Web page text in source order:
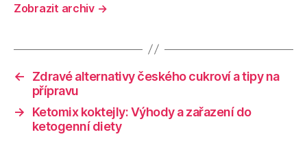
Zobrazit archiv →
←
Zdravé alternativy českého cukroví a tipy na
přípravu
→
Ketomix koktejly: Výhody a zařazení do
ketogenní diety